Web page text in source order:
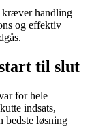
kræver handling
og effektiv
til slut
for hele
indsats,
bedste løsning